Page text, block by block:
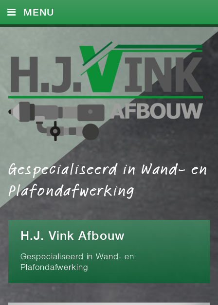
Gespecialiseerd in Wand- en
Plafondafwerking
MENU
DIENSTEN
REFERENTIES
CONTACT
H.J. Vink Afbouw
Gespecialiseerd in Wand- en
Plafondafwerking